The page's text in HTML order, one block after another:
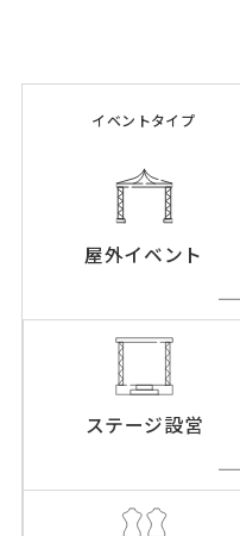
イベントタイプ
屋外イベント
ステージ設営